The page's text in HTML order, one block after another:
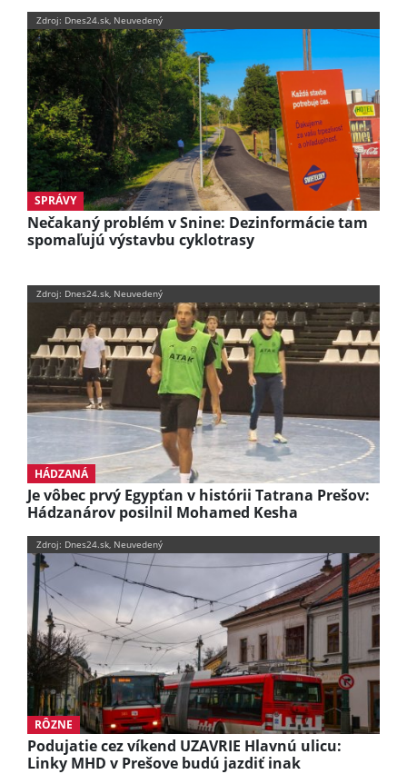
Zdroj: Dnes24.sk, Neuvedený
SPRÁVY
Nečakaný problém v Snine: Dezinformácie tam
spomaľujú výstavbu cyklotrasy
Zdroj: Dnes24.sk, Neuvedený
HÁDZANÁ
Je vôbec prvý Egypťan v histórii Tatrana Prešov:
Hádzanárov posilnil Mohamed Kesha
Zdroj: Dnes24.sk, Neuvedený
RÔZNE
Podujatie cez víkend UZAVRIE Hlavnú ulicu:
Linky MHD v Prešove budú jazdiť inak